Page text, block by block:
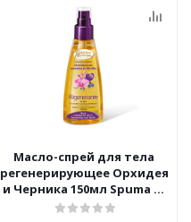
Масло-спрей для тела
регенерирующее Орхидея
и Черника 150мл Spuma di
Sciampagna